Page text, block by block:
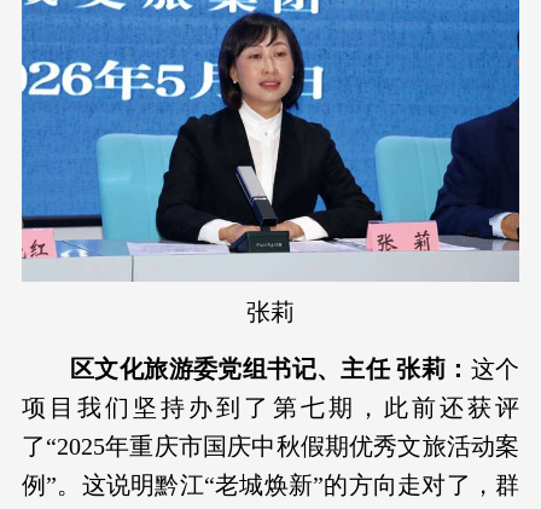
张莉
区文化旅游委党组书记、主任 张莉： 这个
项目我们坚持办到了第七期，此前还获评
了“2025年重庆市国庆中秋假期优秀文旅活动案
例”。这说明黔江“老城焕新”的方向走对了，群